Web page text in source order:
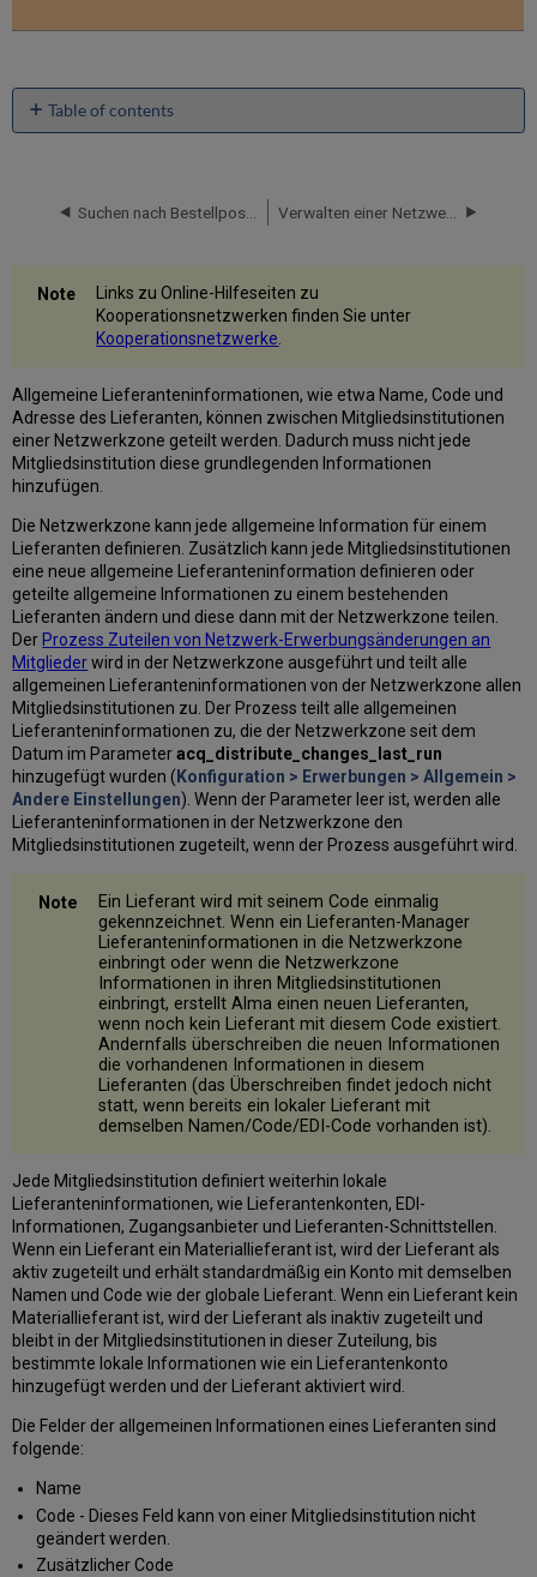
Table of contents
No
Links zu Online-Hilfeseiten zu
Kooperationsnetzwerken finden Sie unter
Kooperationsnetzwerke
Allgemeine Lieferanteninformationen, wie etwa Name, Code und
Adresse des Lieferanten, können zwischen Mitgliedsinstitutionen
einer Netzwerkzone geteilt werden. Dadurch muss nicht jede
Mitgliedsinstitution diese grundlegenden Informationen
hinzufügen.
Die Netzwerkzone kann jede allgemeine Information für einem
Lieferanten definieren. Zusätzlich kann jede Mitgliedsinstitutionen
eine neue allgemeine Lieferanteninformation definieren oder
geteilte allgemeine Informationen zu einem bestehenden
Lieferanten ändern und diese dann mit der Netzwerkzone teilen.
Der Prozess Zuteilen von Netzwerk-Erwerbungsänderungen an
Mitgliederwird in der Netzwerkzone ausgeführt und teilt alle
allgemeinen Lieferanteninformationen von der Netzwerkzone allen
Mitgliedsinstitutionen zu. Der Prozess teilt alle allgemeinen
Lieferanteninformationen zu, die der Netzwerkzone seit dem
Datum im Parameteracq_distribute_changes_last_run
hinzugefügt wurden ( Konfiguration > Erwerbungen > Allgemein >
Andere Einstellungen). Wenn der Parameter leer ist, werden alle
Lieferanteninformationen in der Netzwerkzone den
Mitgliedsinstitutionen zugeteilt, wenn der Prozess ausgeführt wird.
Ein Lieferant wird mit seinem Code einmalig
gekennzeichnet. Wenn ein Lieferanten-Manager
Lieferanteninformationen in die Netzwerkzone
einbringt oder wenn die Netzwerkzone
Informationen in ihren Mitgliedsinstitutionen
einbringt, erstellt Alma einen neuen Lieferanten,
wenn noch kein Lieferant mit diesem Code existiert.
Andernfalls überschreiben die neuen Informationen
die vorhandenen Informationen in diesem
Lieferanten (das Überschreiben findet jedoch nicht
statt, wenn bereits ein lokaler Lieferant mit
demselben Namen/Code/EDI-Code vorhanden ist).
Jede Mitgliedsinstitution definiert weiterhin lokale
Lieferanteninformationen, wie Lieferantenkonten, EDI-
Informationen, Zugangsanbieter und Lieferanten-Schnittstellen.
Wenn ein Lieferant ein Materiallieferant ist, wird der Lieferant als
aktiv zugeteilt und erhält standardmäßig ein Konto mit demselben
Namen und Code wie der globale Lieferant. Wenn ein Lieferant kein
Materiallieferant ist, wird der Lieferant als inaktiv zugeteilt und
bleibt in der Mitgliedsinstitutionen in dieser Zuteilung, bis
bestimmte lokale Informationen wie ein Lieferantenkonto
hinzugefügt werden und der Lieferant aktiviert wird.
Die Felder der allgemeinen Informationen eines Lieferanten sind
folgende:
Name
Code - Dieses Feld kann von einer Mitgliedsinstitution nicht
geändert werden.
Zusätzlicher Code